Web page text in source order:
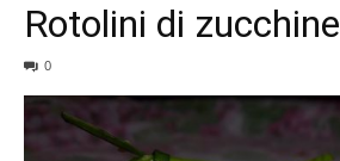
Rotolini di zucchine
0